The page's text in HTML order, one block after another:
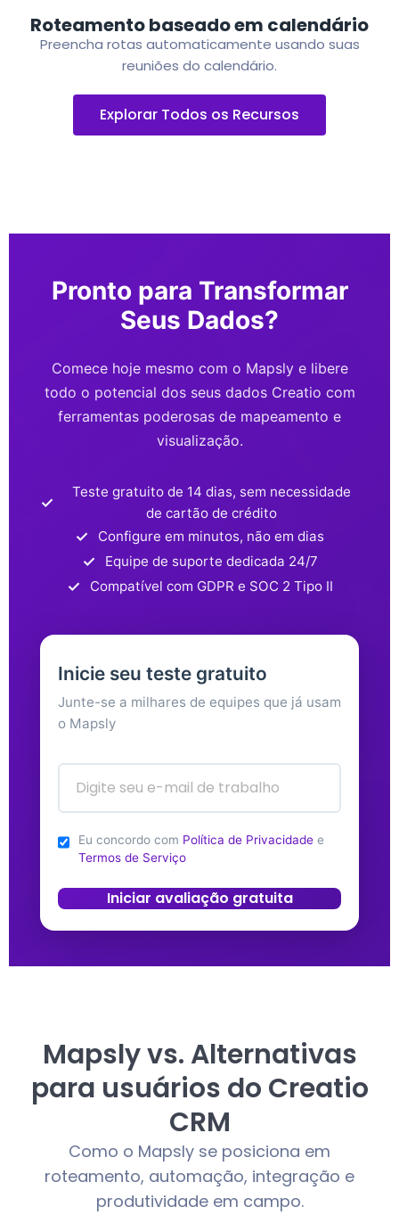
Roteamento baseado em calendário
Preencha rotas automaticamente usando suas
reuniões do calendário.
Explorar Todos os Recursos
Pronto para Transformar
Seus Dados?
Comece hoje mesmo com o Mapsly e libere
todo o potencial dos seus dados Creatio com
ferramentas poderosas de mapeamento e
visualização.
Teste gratuito de 14 dias, sem necessidade
de cartão de crédito
Configure em minutos, não em dias
Equipe de suporte dedicada 24/7
Compatível com GDPR e SOC 2 Tipo II
Inicie seu teste gratuito
Junte-se a milhares de equipes que já usam
o Mapsly
Eu concordo com Política de Privacidade e
Termos de Serviço
Iniciar avaliação gratuita
Mapsly vs. Alternativas
para usuários do Creatio
CRM
Como o Mapsly se posiciona em
roteamento, automação, integração e
produtividade em campo.